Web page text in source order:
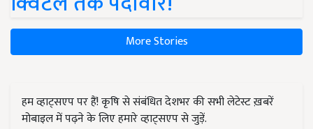
More Stories
हम व्हाट्सएप पर हैं! कृषि से संबंधित देशभर की सभी लेटेस्ट ख़बरें
मोबाइल में पढ़ने के लिए हमारे व्हाट्सएप से जुड़ें.